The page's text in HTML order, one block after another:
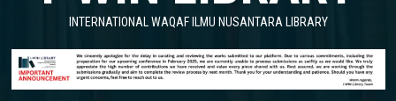
INTERNATIONAL WAQAF ILMU NUSANTARA LIBRARY